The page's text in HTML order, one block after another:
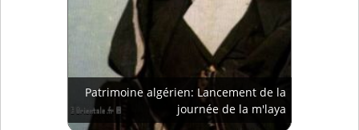
Patrimoine algérien: Lancement de la
journée de la m'laya